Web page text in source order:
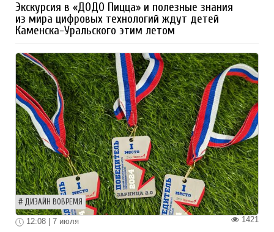
Экскурсия в «ДОДО Пицца» и полезные знания
из мира цифровых технологий ждут детей
Каменска-Уральского этим летом
ДИЗАЙН ВОВРЕМЯ
1421
12:08 | 7 июля